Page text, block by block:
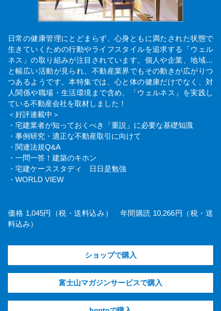
日常の健康管理にとどまらず、心身ともに満たされた状態で
生きていくための行動やライフスタイルを追求する「ウェル
ネス」の取り組みが注目されています。個人や企業、地域…
と幅広い活動が見られ、不動産業界でもその動きが広がりつ
つあるようです。本特集では、心と体の健康だけでなく、対
人関係や職場・生活環境まで含め、「ウェルネス」を実践し
ている不動産会社を取材しました！
＜好評連載中＞
・宅建業者が知っておくべき「重説」に必要な基礎知識
・事例研究・適正な不動産取引に向けて
・関連法規Q&A
・一問一答！建築のキホン
・宅建ケーススタディ 日日是勉強
・WORLD VIEW
価格 1,045円（税・送料込み） 年間購読 10,266円（税・送
料込み）
ショップで購入
富士山マガジンサービスで購入